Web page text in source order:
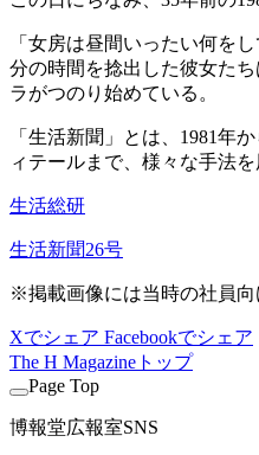
「女房は昼間いったい何を
分の時間を捻出した彼女た
ラがつのり始めている。
「生活新聞」とは、1981年
ィテールまで、様々な手法
生活総研
生活新聞26号
※掲載画像には当時の社員向
Xでシェア Facebookでシェア
The H Magazineトップ
Page Top
博報堂広報室SNS